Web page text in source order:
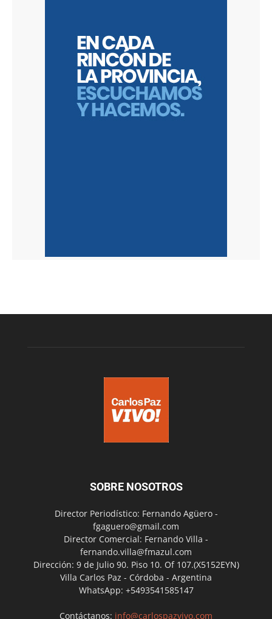
SOBRE NOSOTROS
Director Periodístico: Fernando Agüero -
fgaguero@gmail.com
Director Comercial: Fernando Villa -
fernando.villa@fmazul.com
Dirección: 9 de Julio 90. Piso 10. Of 107.(X5152EYN)
Villa Carlos Paz - Córdoba - Argentina
WhatsApp: +5493541585147
Contáctanos: info@carlospazvivo.com